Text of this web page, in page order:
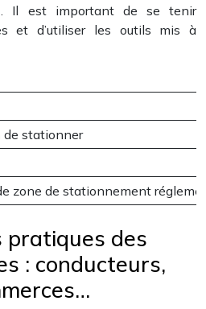
Il est important de se tenir
et d’utiliser les outils mis à
de stationner
zone de stationnement
pratiques des
: conducteurs,